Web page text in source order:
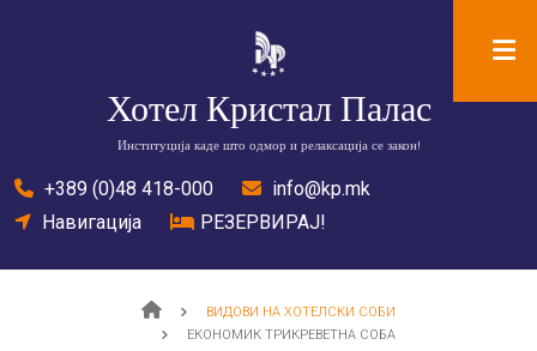
Хотел Кристал Палас
Институција каде што одмор и релаксација се закон!
tel
+389 (0)48 418-000 mail
info@kp.mk
location
Навигација bed
РЕЗЕРВИРАЈ!
BreadcrumbВИДОВИ НА ХОТЕЛСКИ СОБИ
ЕКОНОМИК ТРИКРЕВЕТНА СОБА